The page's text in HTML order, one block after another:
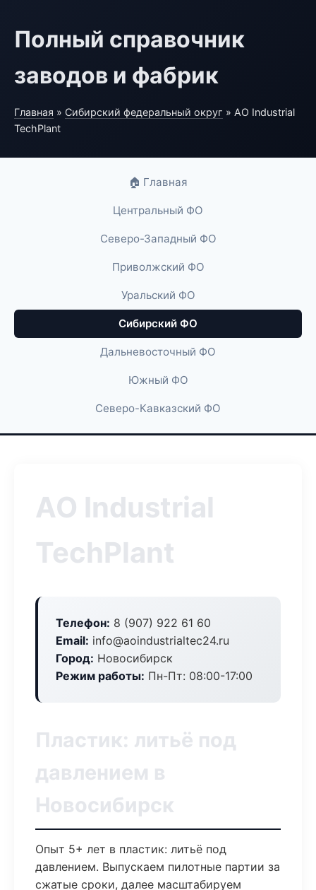
Полный справочник
заводов и фабрик
Главная » Сибирский федеральный округ » АО Industrial
TechPlant
🏠 Главная
Центральный ФО
Северо-Западный ФО
Приволжский ФО
Уральский ФО
Сибирский ФО
Дальневосточный ФО
Южный ФО
Северо-Кавказский ФО
АО Industrial
TechPlant
Телефон: 8 (907) 922 61 60
Email: info@aoindustrialtec24.ru
Город: Новосибирск
Режим работы: Пн-Пт: 08:00-17:00
Пластик: литьё под
давлением в
Новосибирск
Опыт 5+ лет в пластик: литьё под
давлением. Выпускаем пилотные партии за
сжатые сроки, далее масштабируем